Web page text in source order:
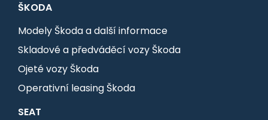
ŠKODA
Modely Škoda a další informace
Skladové a předváděcí vozy Škoda
Ojeté vozy Škoda
Operativní leasing Škoda
SEAT